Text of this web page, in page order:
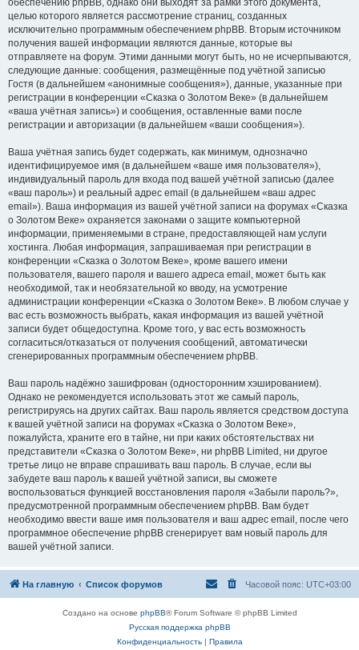
обеспечению phpBB, однако они выходят за рамки этого документа,
целью которого является рассмотрение страниц, созданных
исключительно программным обеспечением phpBB. Вторым источником
получения вашей информации являются данные, которые вы
отправляете на форум. Этими данными могут быть, но не исчерпываются,
следующие данные: сообщения, размещённые под учётной записью
Гостя (в дальнейшем «анонимные сообщения»), данные, указанные при
регистрации в конференции «Сказка о Золотом Веке» (в дальнейшем
«ваша учётная запись») и сообщения, оставленные вами после
регистрации и авторизации (в дальнейшем «ваши сообщения»).
Ваша учётная запись будет содержать, как минимум, однозначно
идентифицируемое имя (в дальнейшем «ваше имя пользователя»),
индивидуальный пароль для входа под вашей учётной записью (далее
«ваш пароль») и реальный адрес email (в дальнейшем «ваш адрес
email»). Ваша информация из вашей учётной записи на форумах «Сказка
о Золотом Веке» охраняется законами о защите компьютерной
информации, применяемыми в стране, предоставляющей нам услуги
хостинга. Любая информация, запрашиваемая при регистрации в
конференции «Сказка о Золотом Веке», кроме вашего имени
пользователя, вашего пароля и вашего адреса email, может быть как
необходимой, так и необязательной ко вводу, на усмотрение
администрации конференции «Сказка о Золотом Веке». В любом случае у
вас есть возможность выбрать, какая информация из вашей учётной
записи будет общедоступна. Кроме того, у вас есть возможность
согласиться/отказаться от получения сообщений, автоматически
сгенерированных программным обеспечением phpBB.
Ваш пароль надёжно зашифрован (односторонним хэшированием).
Однако не рекомендуется использовать этот же самый пароль,
регистрируясь на других сайтах. Ваш пароль является средством доступа
к вашей учётной записи на форумах «Сказка о Золотом Веке»,
пожалуйста, храните его в тайне, ни при каких обстоятельствах ни
представители «Сказка о Золотом Веке», ни phpBB Limited, ни другое
третье лицо не вправе спрашивать ваш пароль. В случае, если вы
забудете ваш пароль к вашей учётной записи, вы сможете
воспользоваться функцией восстановления пароля «Забыли пароль?»,
предусмотренной программным обеспечением phpBB. Вам будет
необходимо ввести ваше имя пользователя и ваш адрес email, после чего
программное обеспечение phpBB сгенерирует вам новый пароль для
вашей учётной записи.
На главную Список форумов Часовой пояс: UTC+03:00
Создано на основе phpBB® Forum Software © phpBB Limited
Русская поддержка phpBB
Конфиденциальность| Правила